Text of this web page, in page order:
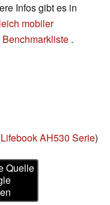
Infos gibt es in
mobiler
.
Lifebook AH530 Serie)
Quelle